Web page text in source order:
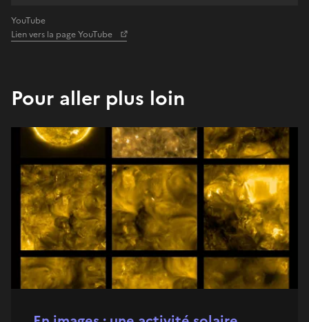
YouTube
Lien vers la page YouTube
Pour aller plus loin